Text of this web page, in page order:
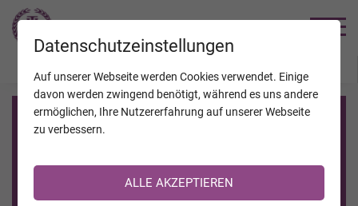
Registrierung auf TrauerHilfe.it
Sie sind noch nicht auf TrauerHilfe.it registriert?
>> zur kostenlosen Registrierung <<
Datenschutzeinstellungen
Auf unserer Webseite werden Cookies verwendet. Einige
davon werden zwingend benötigt, während es uns andere
ermöglichen, Ihre Nutzererfahrung auf unserer Webseite
zu verbessern.
ALLE AKZEPTIEREN
JAHRESTAGE KALENDER VERSTORBENE